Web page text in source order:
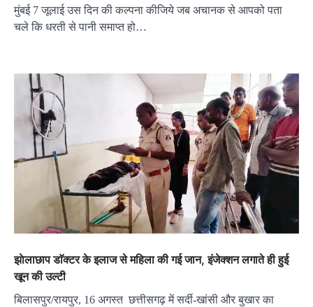
मुंबई 7 जूलाई उस दिन की कल्पना कीजिये जब अचानक से आपको पता
चले कि धरती से पानी समाप्त हो…
झाेलाछाप डाॅक्टर के इलाज से महिला की गई जान, इंजेक्शन लगाते ही हुई
खून की उल्‍टी
बिलासपुर/रायपुर, 16 अगस्त छत्तीसगढ़ में सर्दी-खांसी और बुखार का